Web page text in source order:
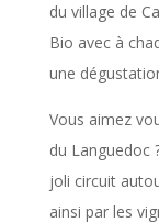
du village de
Bio avec à
une
Vous aimez
du Languedoc
joli circuit
ainsi par les